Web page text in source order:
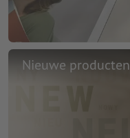
Nieuwe producten